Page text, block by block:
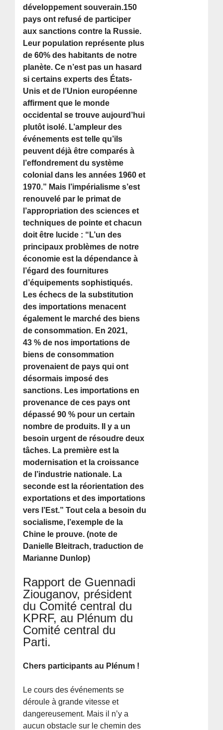
développement souverain.150
pays ont refusé de participer
aux sanctions contre la Russie.
Leur population représente plus
de 60% des habitants de notre
planète. Ce n’est pas un hasard
si certains experts des États-
Unis et de l’Union européenne
affirment que le monde
occidental se trouve aujourd’hui
plutôt isolé. L’ampleur des
événements est telle qu’ils
peuvent déjà être comparés à
l’effondrement du système
colonial dans les années 1960 et
1970.” Mais l’impérialisme s’est
renouvelé par le primat de
l’appropriation des sciences et
techniques de pointe et chacun
doit être lucide : “L’un des
principaux problèmes de notre
économie est la dépendance à
l’égard des fournitures
d’équipements sophistiqués.
Les échecs de la substitution
des importations menacent
également le marché des biens
de consommation. En 2021,
43 % de nos importations de
biens de consommation
provenaient de pays qui ont
désormais imposé des
sanctions. Les importations en
provenance de ces pays ont
dépassé 90 % pour un certain
nombre de produits. Il y a un
besoin urgent de résoudre deux
tâches. La première est la
modernisation et la croissance
de l’industrie nationale. La
seconde est la réorientation des
exportations et des importations
vers l’Est.” Tout cela a besoin du
socialisme, l’exemple de la
Chine le prouve. (note de
Danielle Bleitrach, traduction de
Marianne Dunlop)
Rapport de Guennadi
Ziouganov, président
du Comité central du
KPRF, au Plénum du
Comité central du
Parti.
Chers participants au Plénum !
Le cours des événements se
déroule à grande vitesse et
dangereusement. Mais il n’y a
aucun obstacle sur le chemin des